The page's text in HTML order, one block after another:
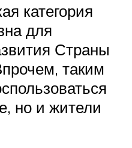
категория
для
Страны
таким
но и жители